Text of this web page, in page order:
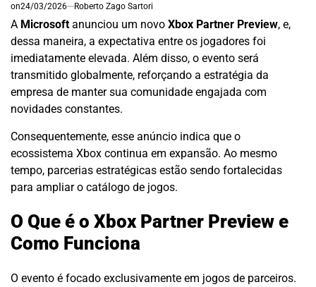
on24/03/2026 Roberto Zago Sartori
A Microsoft anunciou um novo Xbox Partner Preview, e,
dessa maneira, a expectativa entre os jogadores foi
imediatamente elevada. Além disso, o evento será
transmitido globalmente, reforçando a estratégia da
empresa de manter sua comunidade engajada com
novidades constantes.
Consequentemente, esse anúncio indica que o
ecossistema Xbox continua em expansão. Ao mesmo
tempo, parcerias estratégicas estão sendo fortalecidas
para ampliar o catálogo de jogos.
O Que é o Xbox Partner Preview e
Como Funciona
O evento é focado exclusivamente em jogos de parceiros.